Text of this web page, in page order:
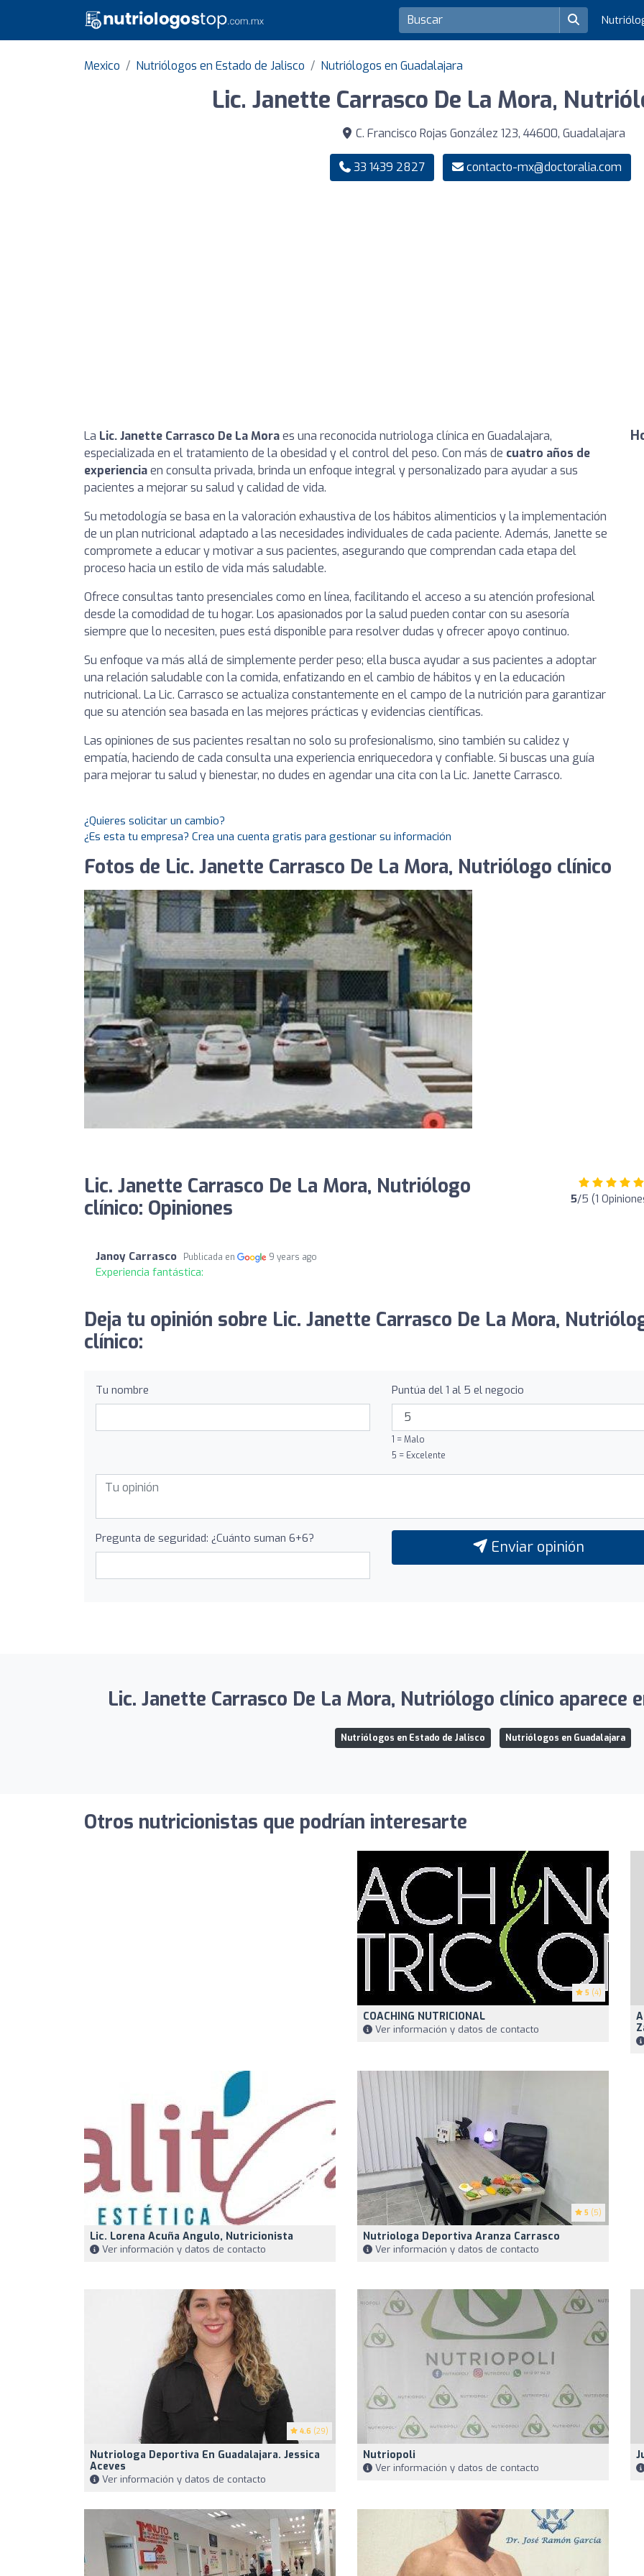
Mexico Nutriólogos en Estado de Jalisco Nutriólogos en Guadalajara
Lic. Janette Carrasco De La Mora,
C. Francisco Rojas González 123, 44600, Guadalajara
33 1439 2827 contacto-mx@doctoralia.com
La Lic. Janette Carrasco De La Moraes una reconocida nutriologa clínica en Guadalajara,
especializada en el tratamiento de la obesidad y el control del peso. Con más de cuatro años de
experienciaen consulta privada, brinda un enfoque integral y personalizado para ayudar a sus
pacientes a mejorar su salud y calidad de vida.
Su metodología se basa en la valoración exhaustiva de los hábitos alimenticios y la implementación
de un plan nutricional adaptado a las necesidades individuales de cada paciente. Además, Janette se
compromete a educar y motivar a sus pacientes, asegurando que comprendan cada etapa del
proceso hacia un estilo de vida más saludable.
Ofrece consultas tanto presenciales como en línea, facilitando el acceso a su atención profesional
desde la comodidad de tu hogar. Los apasionados por la salud pueden contar con su asesoría
siempre que lo necesiten, pues está disponible para resolver dudas y ofrecer apoyo continuo.
Su enfoque va más allá de simplemente perder peso; ella busca ayudar a sus pacientes a adoptar
una relación saludable con la comida, enfatizando en el cambio de hábitos y en la educación
nutricional. La Lic. Carrasco se actualiza constantemente en el campo de la nutrición para garantizar
que su atención sea basada en las mejores prácticas y evidencias científicas.
Las opiniones de sus pacientes resaltan no solo su profesionalismo, sino también su calidez y
empatía, haciendo de cada consulta una experiencia enriquecedora y confiable. Si buscas una guía
para mejorar tu salud y bienestar, no dudes en agendar una cita con la Lic. Janette Carrasco.
¿Quieres solicitar un cambio?
¿Es esta tu empresa? Crea una cuenta gratis para gestionar su información
Fotos de Lic. Janette Carrasco De La Mora, Nutriólogo clínico
Lic. Janette Carrasco De La Mora, Nutriólogo
clínico: Opiniones
5/5 (1
Janoy Carrasco Publicada en 9 years ago
Experiencia fantástica:
Deja tu opinión sobre Lic. Janette Carrasco De La Mora,
clínico:
Tu nombre Puntúa del 1 al 5 el negocio
1 = Malo
5 = Excelente
Pregunta de seguridad: ¿Cuánto suman 6+6? Enviar opinión
Lic. Janette Carrasco De La Mora, Nutriólogo clínico aparece
Nutriólogos en Estado de Jalisco Nutriólogos en Guadalajara
Otros nutricionistas que podrían interesarte
5 (4)
COACHING NUTRICIONAL
Ver información y datos de contacto
Lic. Lorena Acuña Angulo, Nutricionista
Ver información y datos de contacto
5 (5)
Nutriologa Deportiva Aranza Carrasco
Ver información y datos de contacto
4.6 (29)
Nutriologa Deportiva En Guadalajara. Jessica
Aceves
Ver información y datos de contacto
Nutriopoli
Ver información y datos de contacto